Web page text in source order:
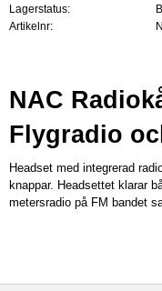
Lagerstatus
Artikelnr
NAC
Flygradio
Headset med integrerad
knappar. Headsettet klarar
metersradio på FM bandet